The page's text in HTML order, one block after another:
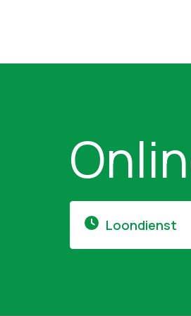
Loondienst